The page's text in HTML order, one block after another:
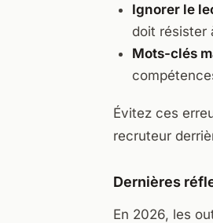
Ignorer le
doit résister
Mots-clés
Évitez ces
recruteur
Dernières
En 2026, les